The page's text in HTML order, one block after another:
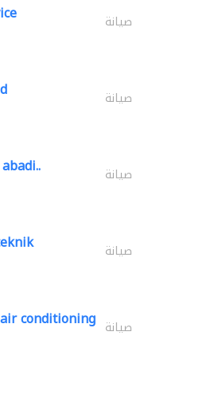
صيانة
صيانة
صيانة
صيانة
conditioning صيانة